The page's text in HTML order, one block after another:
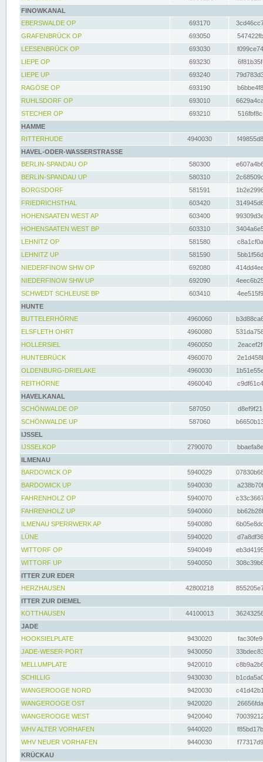
FINOWKANAL
EBERSWALDE OP
693170
GRAFENBRÜCK OP
693050
LEESENBRÜCK OP
693030
LIEPE OP
693230
LIEPE UP
693240
RAGÖSE OP
693190
RUHLSDORF OP
693010
STECHER OP
693210
HAMME
RITTERHUDE
4940030
HAVEL-ODER-WASSERSTRASSE
BERLIN-SPANDAU OP
580300
BERLIN-SPANDAU UP
580310
BORGSDORF
581591
FRIEDRICHSTHAL
603420
HOHENSAATEN WEST AP
603400
HOHENSAATEN WEST BP
603310
LEHNITZ OP
581580
LEHNITZ UP
581590
NIEDERFINOW SHW OP
692080
NIEDERFINOW SHW UP
692090
SCHWEDT SCHLEUSE BP
603410
HUNTE
BUTTELERHÖRNE
4960060
ELSFLETH OHRT
4960080
HOLLERSIEL
4960050
HUNTEBRÜCK
4960070
OLDENBURG-DRIELAKE
4960030
REITHÖRNE
4960040
HAVELKANAL
SCHÖNWALDE OP
587050
SCHÖNWALDE UP
587060
IJSSEL
IJSSELKOP
2790070
ILMENAU
BARDOWICK OP
5940029
BARDOWICK UP
5940030
FAHRENHOLZ OP
5940070
FAHRENHOLZ UP
5940060
ILMENAU SPERRWERK AP
5940080
LÜNE
5940020
WITTORF OP
5940049
WITTORF UP
5940050
ITTER ZUR EDER
HERZHAUSEN
42800218
ITTER ZUR DIEMEL
KOTTHAUSEN
44100013
JADE
HOOKSIELPLATE
9430020
JADE-WESER-PORT
9430050
MELLUMPLATE
9420010
SCHILLIG
9430030
WANGEROOGE NORD
9420030
WANGEROOGE OST
9420020
WANGEROOGE WEST
9420040
WHV ALTER VORHAFEN
9440020
WHV NEUER VORHAFEN
9440030
KRÜCKAU